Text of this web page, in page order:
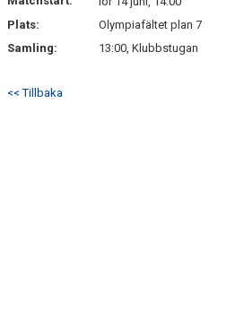
Plats:
Olympiafältet plan 7
Samling:
13:00, Klubbstugan
<< Tillbaka